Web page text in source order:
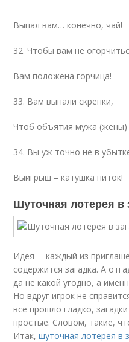
Выпал вам… конечно, чай!
32. Чтобы вам не
Вам положена горчица!
33. Вам выпали скрепки,
Чтоб объятия мужа (жены)
34. Вы уж точно не в
Выигрыш – катушка ниток!
Шуточная лотерея в
Идея— каждый из
содержится загадка. А
да не какой угодно, а
Но вдруг игрок не
все прошло гладко,
простые. Словом, такие,
Итак,шуточная лотерея в